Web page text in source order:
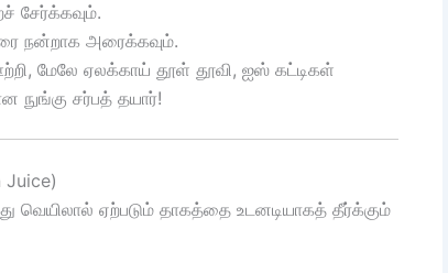
சேர்க்கவும்.
நன்றாக அரைக்கவும்.
மேலே ஏலக்காய் தூள் தூவி, ஐஸ் கட்டிகள்
நுங்கு சர்பத் தயார்!
Juice)
வெயிலால் ஏற்படும் தாகத்தை உடனடியாகத் தீர்க்கும்